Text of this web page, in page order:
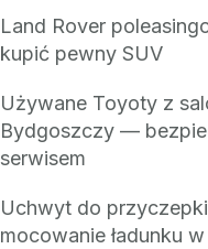
Land Rover
kupić pewny SUV
Używane Toyoty z
Bydgoszczy —
serwisem
Uchwyt do
mocowanie ładunku